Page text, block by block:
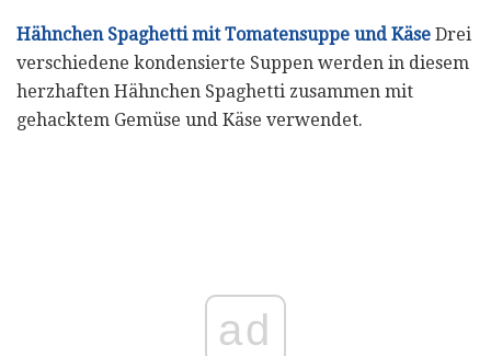
Hähnchen Spaghetti mit Tomatensuppe und Käse Drei
verschiedene kondensierte Suppen werden in diesem
herzhaften Hähnchen Spaghetti zusammen mit
gehacktem Gemüse und Käse verwendet.
ad